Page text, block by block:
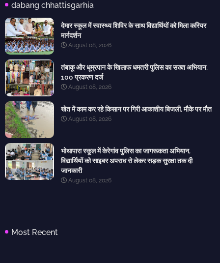
dabang chhattisgarhia
देमार स्कूल में स्वास्थ्य शिविर के साथ विद्यार्थियों को मिला करियर
मार्गदर्शन
August 08, 2026
तंबाकू और धूम्रपान के खिलाफ धमतरी पुलिस का सख्त अभियान,
100 प्रकरण दर्ज
August 08, 2026
खेत में काम कर रहे किसान पर गिरी आकाशीय बिजली, मौके पर मौत
August 08, 2026
भोथापारा स्कूल में केरेगांव पुलिस का जागरूकता अभियान,
विद्यार्थियों को साइबर अपराध से लेकर सड़क सुरक्षा तक दी
जानकारी
August 08, 2026
Most Recent